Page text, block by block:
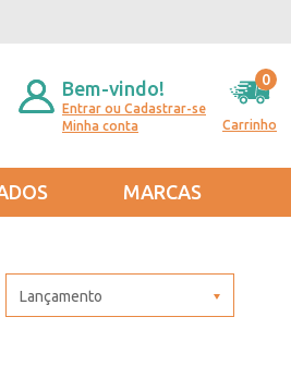
Bem-vindo!
Entrar ou Cadastrar-se
Minha conta
Carrinho
0
MARCAS
Lançamento